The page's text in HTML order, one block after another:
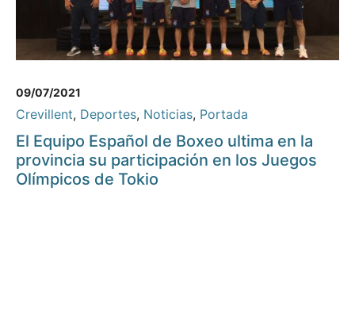
09/07/2021
Crevillent, Deportes, Noticias, Portada
El Equipo Español de Boxeo ultima en la
provincia su participación en los Juegos
Olímpicos de Tokio